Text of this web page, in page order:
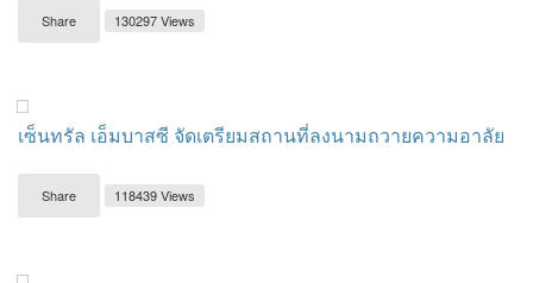
Share 130297 Views
เซ็นทรัล เอ็มบาสซี จัดเตรียมสถานที่ลงนามถวายความอาลัย
Share 118439 Views